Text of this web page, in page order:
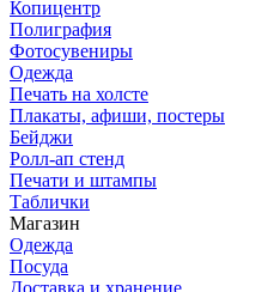
Копицентр
Полиграфия
Фотосувениры
Одежда
Печать на холсте
Плакаты, афиши, постеры
Бейджи
Ролл-ап стенд
Печати и штампы
Таблички
Магазин
Одежда
Посуда
Доставка и хранение